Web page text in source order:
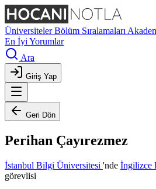
ÜniversitelerBölüm Sıralamaları
En İyi Yorumlar
Ara
Giriş Yap
Geri Dön
Perihan Çayırezmez
İstanbul Bilgi Üniversitesi 'nde İngilizce
görevlisi